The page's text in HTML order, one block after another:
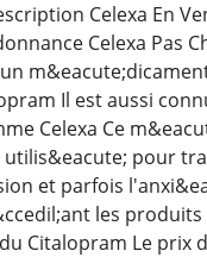
Celexa En
Celexa Pas
Il est aussi
Celexa Ce
pour
et parfois
les
Citalopram Le prix